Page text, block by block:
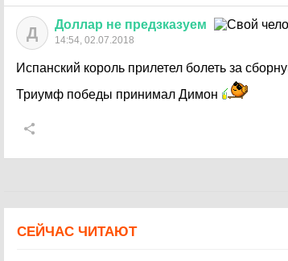
Д Доллар не предзказуем
14:54, 02.07.2018
Испанский король прилетел болеть за
Триумф победы принимал Димон
СЕЙЧАС ЧИТАЮТ